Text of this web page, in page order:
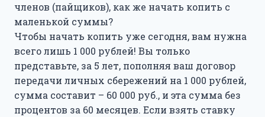
членов (пайщиков), как же начать копить с
маленькой суммы?
Чтобы начать копить уже сегодня, вам нужна
всего лишь 1 000 рублей! Вы только
представьте, за 5 лет, пополняя ваш договор
передачи личных сбережений на 1 000 рублей,
сумма составит – 60 000 руб., и эта сумма без
процентов за 60 месяцев. Если взять ставку